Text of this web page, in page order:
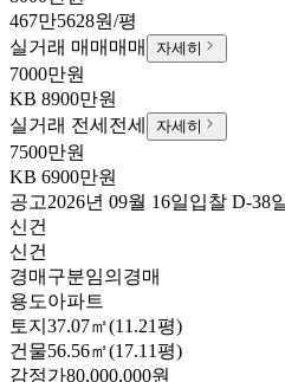
467만5628원/평
실거래 매매 매매 자세히
7000만원
KB 8900만원
실거래 전세 전세 자세히
7500만원
KB 6900만원
공고2026년 09월 16일입찰 D-38
신건
신건
경매구분임의경매
용도아파트
토지 37.07㎡(11.21평)
건물56.56㎡(17.11평)
감정가80,000,000원